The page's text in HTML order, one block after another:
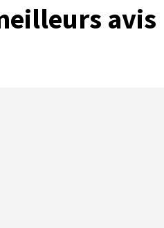
avis